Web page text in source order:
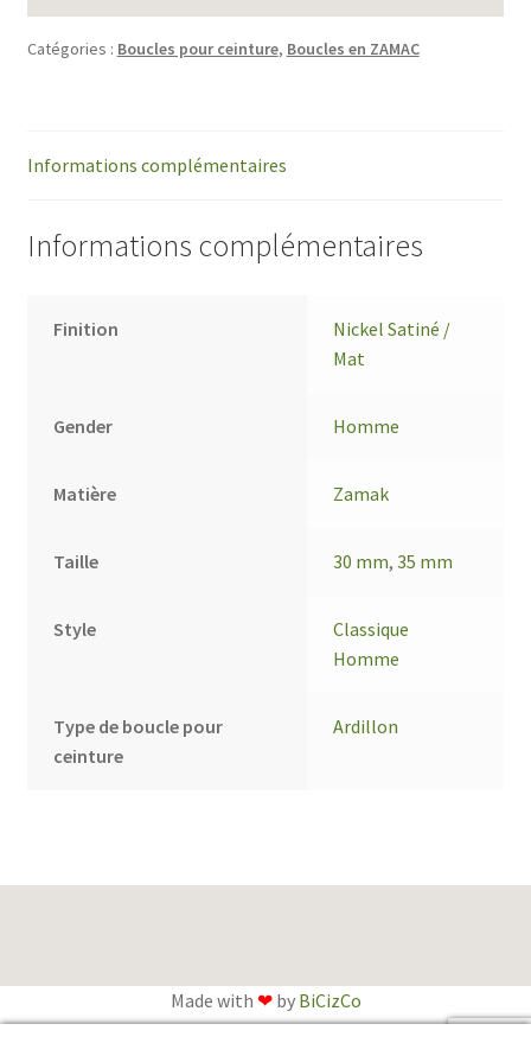
Catégories : Boucles pour ceinture, Boucles en ZAMAC
Informations complémentaires
Informations complémentaires
Finition
Nickel Satiné /
Mat
Gender Homme
Matière Zamak
Taille 30 mm,35 mm
Style
Classique
Homme
Type de boucle pour
ceinture
Ardillon
Made with ❤by BiCizCo